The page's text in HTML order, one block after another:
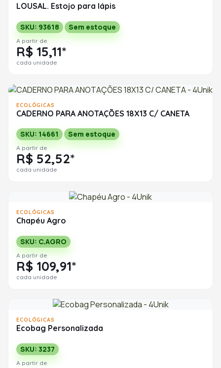
LOUSAL. Estojo para lápis
SKU: 93618 Sem estoque
A partir de
R$ 15,11*
cada unidade
ECOLÓGICAS
CADERNO PARA ANOTAÇÕES 18X13 C/ CANETA
SKU: 14661 Sem estoque
A partir de
R$ 52,52*
cada unidade
ECOLÓGICAS
Chapéu Agro
SKU: C.AGRO
A partir de
R$ 109,91*
cada unidade
ECOLÓGICAS
Ecobag Personalizada
SKU: 3237
A partir de